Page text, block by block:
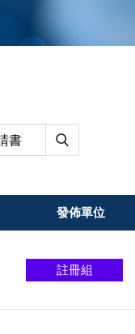
發佈單位
註冊組